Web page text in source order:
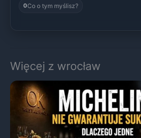
0Co o tym myślisz?
Więcej z wrocław